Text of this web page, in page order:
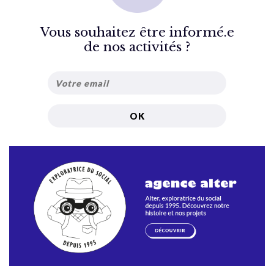
Vous souhaitez être informé.e
de nos activités ?